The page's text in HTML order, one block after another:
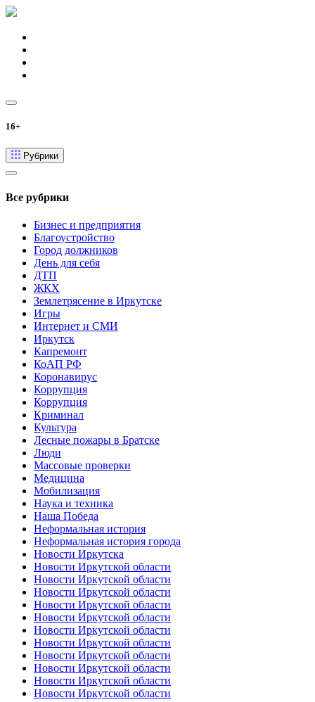
16+
Рубрики
Все рубрики
Бизнес и предприятия
Благоустройство
Город должников
День для себя
ДТП
ЖКХ
Землетрясение в Иркутске
Игры
Интернет и СМИ
Иркутск
Капремонт
КоАП РФ
Коронавирус
Коррупция
Коррупция
Криминал
Культура
Лесные пожары в Братске
Люди
Массовые проверки
Медицина
Мобилизация
Наука и техника
Наша Победа
Неформальная история
Неформальная история города
Новости Иркутска
Новости Иркутской области
Новости Иркутской области
Новости Иркутской области
Новости Иркутской области
Новости Иркутской области
Новости Иркутской области
Новости Иркутской области
Новости Иркутской области
Новости Иркутской области
Новости Иркутской области
Новости Иркутской области